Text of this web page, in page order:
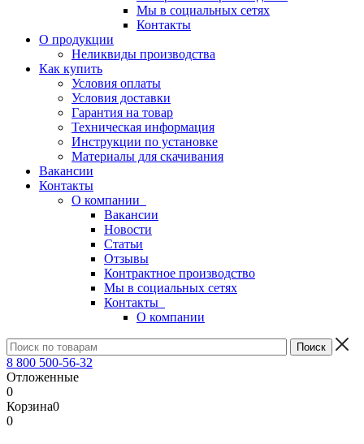
Мы в социальных сетях
Контакты
О продукции
Неликвиды производства
Как купить
Условия оплаты
Условия доставки
Гарантия на товар
Техническая информация
Инструкции по установке
Материалы для скачивания
Вакансии
Контакты
О компании
Вакансии
Новости
Статьи
Отзывы
Контрактное производство
Мы в социальных сетях
Контакты
О компании
8 800 500-56-32
Отложенные
0
Корзина0
0